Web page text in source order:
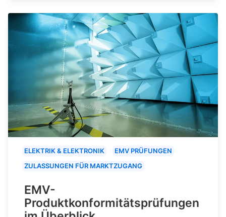
ELEKTRIK & ELEKTRONIK
EMV PRÜFUNGEN
ZULASSUNGEN FÜR MARKTZUGANG
EMV-
Produktkonformitätsprüfungen